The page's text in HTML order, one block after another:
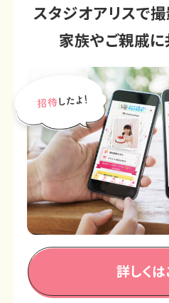
スタジオアリスで
家族やご親戚に
詳しくは